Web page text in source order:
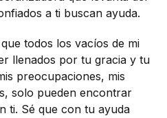
a ti buscan ayuda.
todos los vacíos de mi
llenados por tu gracia y tu
preocupaciones, mis
solo pueden encontrar
ti. Sé que con tu ayuda